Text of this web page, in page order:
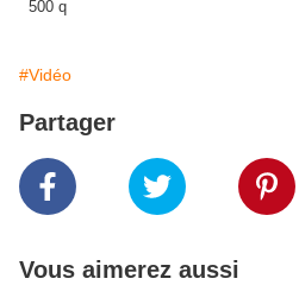
#Vidéo
Partager
Vous aimerez aussi